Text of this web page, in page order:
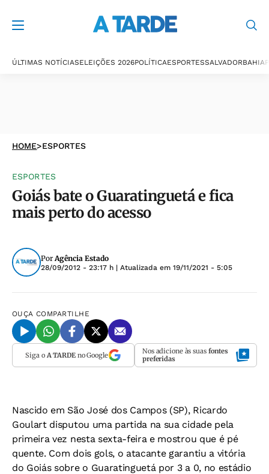
ÚLTIMAS NOTÍCIASELEIÇÕES 2026POLÍTICAESPORTESSALVADORBAHIA
HOME>ESPORTES
ESPORTES
Goiás bate o Guaratinguetá e fica
mais perto do acesso
PorAgência Estado
28/09/2012 - 23:17 h | Atualizada em 19/11/2021 - 5:05
OUÇA COMPARTILHE
Siga o A TARDEno Google Nos adicione às suas fontes
preferidas
Nascido em São José dos Campos (SP), Ricardo
Goulart disputou uma partida na sua cidade pela
primeira vez nesta sexta-feira e mostrou que é pé
quente. Com dois gols, o atacante garantiu a vitória
do Goiás sobre o Guaratinguetá por 3 a 0, no estádio